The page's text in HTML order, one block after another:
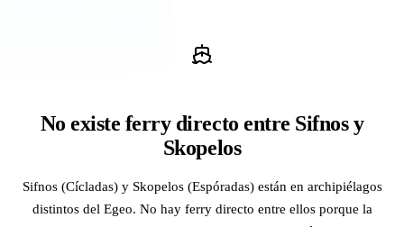
No existe ferry directo entre Sifnos y
Skopelos
Sifnos (Cícladas) y Skopelos (Espóradas) están en archipiélagos
distintos del Egeo. No hay ferry directo entre ellos porque la